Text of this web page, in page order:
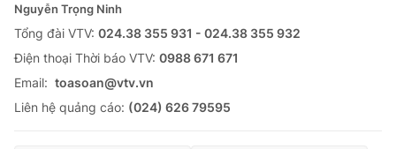
Nguyễn Trọng Ninh
Tổng đài VTV: 024.38 355 931 - 024.38 355 932
Ðiện thoại Thời báo VTV: 0988 671 671
Email: toasoan@vtv.vn
Liên hệ quảng cáo: (024) 626 79595